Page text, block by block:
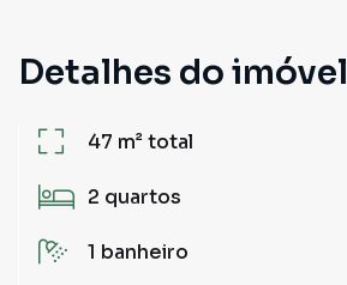
Detalhes do imóvel
47 m²total
2 quartos
1 banheiro